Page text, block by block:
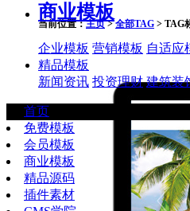
商业模板
企业模板 营销模板 自适应
精品模板
新闻资讯 投资理财 建筑装
首页
免费模板
会员模板
商业模板
精品源码
插件素材
当前位置：主页>全部TAG > TAG